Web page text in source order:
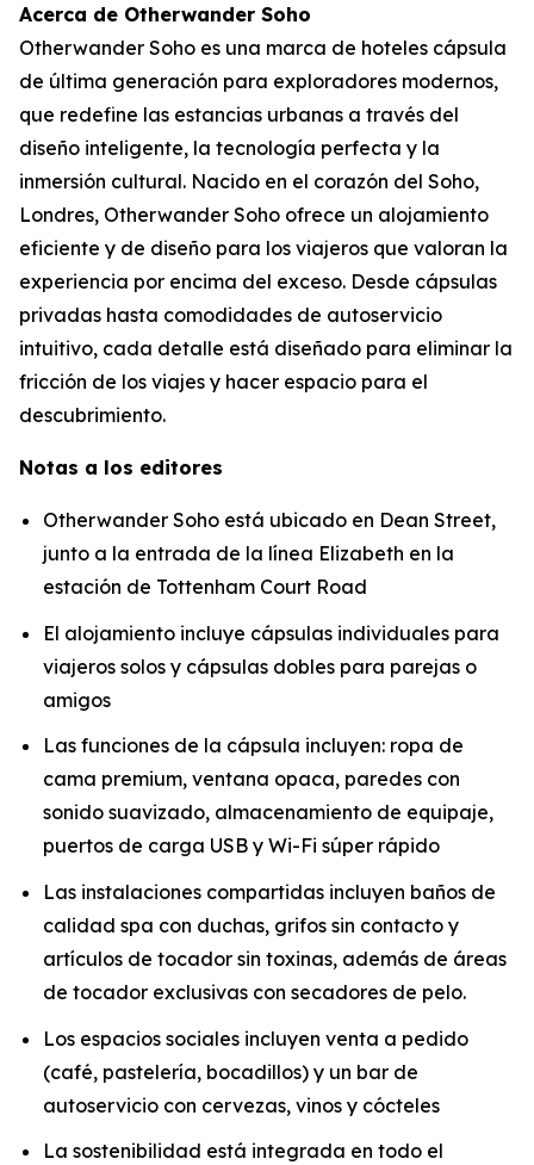
Acerca de Otherwander Soho
Otherwander Soho es una marca de hoteles cápsula
de última generación para exploradores modernos,
que redefine las estancias urbanas a través del
diseño inteligente, la tecnología perfecta y la
inmersión cultural. Nacido en el corazón del Soho,
Londres, Otherwander Soho ofrece un alojamiento
eficiente y de diseño para los viajeros que valoran la
experiencia por encima del exceso. Desde cápsulas
privadas hasta comodidades de autoservicio
intuitivo, cada detalle está diseñado para eliminar la
fricción de los viajes y hacer espacio para el
descubrimiento.
Notas a los editores
Otherwander Soho está ubicado en Dean Street,
junto a la entrada de la línea Elizabeth en la
estación de Tottenham Court Road
El alojamiento incluye cápsulas individuales para
viajeros solos y cápsulas dobles para parejas o
amigos
Las funciones de la cápsula incluyen: ropa de
cama premium, ventana opaca, paredes con
sonido suavizado, almacenamiento de equipaje,
puertos de carga USB y Wi-Fi súper rápido
Las instalaciones compartidas incluyen baños de
calidad spa con duchas, grifos sin contacto y
artículos de tocador sin toxinas, además de áreas
de tocador exclusivas con secadores de pelo.
Los espacios sociales incluyen venta a pedido
(café, pastelería, bocadillos) y un bar de
autoservicio con cervezas, vinos y cócteles
La sostenibilidad está integrada en todo el